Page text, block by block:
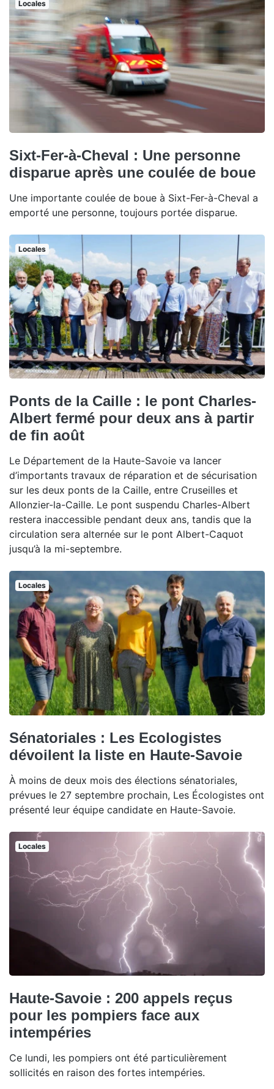
Locales
Sixt-Fer-à-Cheval : Une personne
disparue après une coulée de boue
Une importante coulée de boue à Sixt-Fer-à-Cheval a
emporté une personne, toujours portée disparue.
Locales
Ponts de la Caille : le pont Charles-
Albert fermé pour deux ans à partir
de fin août
Le Département de la Haute-Savoie va lancer
d’importants travaux de réparation et de sécurisation
sur les deux ponts de la Caille, entre Cruseilles et
Allonzier-la-Caille. Le pont suspendu Charles-Albert
restera inaccessible pendant deux ans, tandis que la
circulation sera alternée sur le pont Albert-Caquot
jusqu’à la mi-septembre.
Locales
Sénatoriales : Les Ecologistes
dévoilent la liste en Haute-Savoie
À moins de deux mois des élections sénatoriales,
prévues le 27 septembre prochain, Les Écologistes ont
présenté leur équipe candidate en Haute-Savoie.
Locales
Haute-Savoie : 200 appels reçus
pour les pompiers face aux
intempéries
Ce lundi, les pompiers ont été particulièrement
sollicités en raison des fortes intempéries.